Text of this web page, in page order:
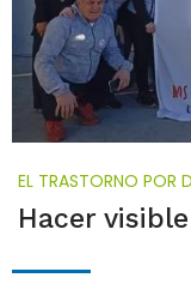
EL TRASTORNO POR
Hacer